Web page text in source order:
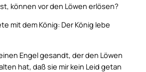
können vor den Löwen erlösen?
mit dem König: Der König lebe
Engel gesandt, der den Löwen
hat, daß sie mir kein Leid getan